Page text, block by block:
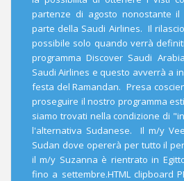
partenze di agosto nonostante il
parte della Saudi Airlines. Il
possibile solo quando verrà
programma Discover Saudi
Saudi Airlines e questo avverrà a
festa del Ramandan. Presa
proseguire il nostro programma
siamo trovati nella condizione di
l'alternativa Sudanese. Il m/y
Sudan dove opererà per tutto il
il m/y Suzanna è rientrato in
fino a settembre.HTML clipboard